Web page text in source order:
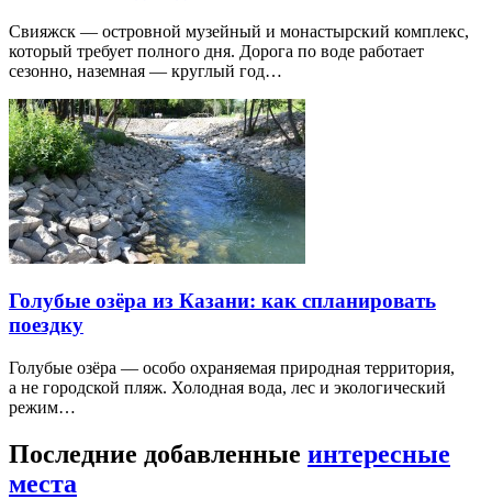
Свияжск — островной музейный и монастырский комплекс,
который требует полного дня. Дорога по воде работает
сезонно, наземная — круглый год…
Голубые озёра из Казани: как спланировать
поездку
Голубые озёра — особо охраняемая природная территория,
а не городской пляж. Холодная вода, лес и экологический
режим…
Последние добавленные интересные
места